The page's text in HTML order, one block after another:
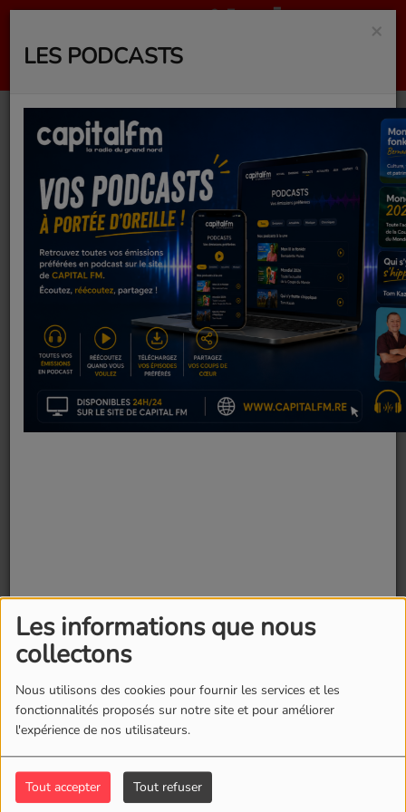
Les informations que nous
collectons
Nous utilisons des cookies pour fournir les services et les
fonctionnalités proposés sur notre site et pour améliorer
l'expérience de nos utilisateurs.
Tout accepter Tout refuser
Fête de la musique à
Saint-Denis
17 juin 2026 - 738 vues
×
LES PODCASTS